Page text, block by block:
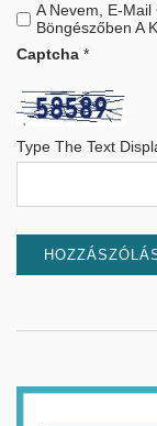
A Nevem, E-
Böngészőben A
Captcha *
Type The Text